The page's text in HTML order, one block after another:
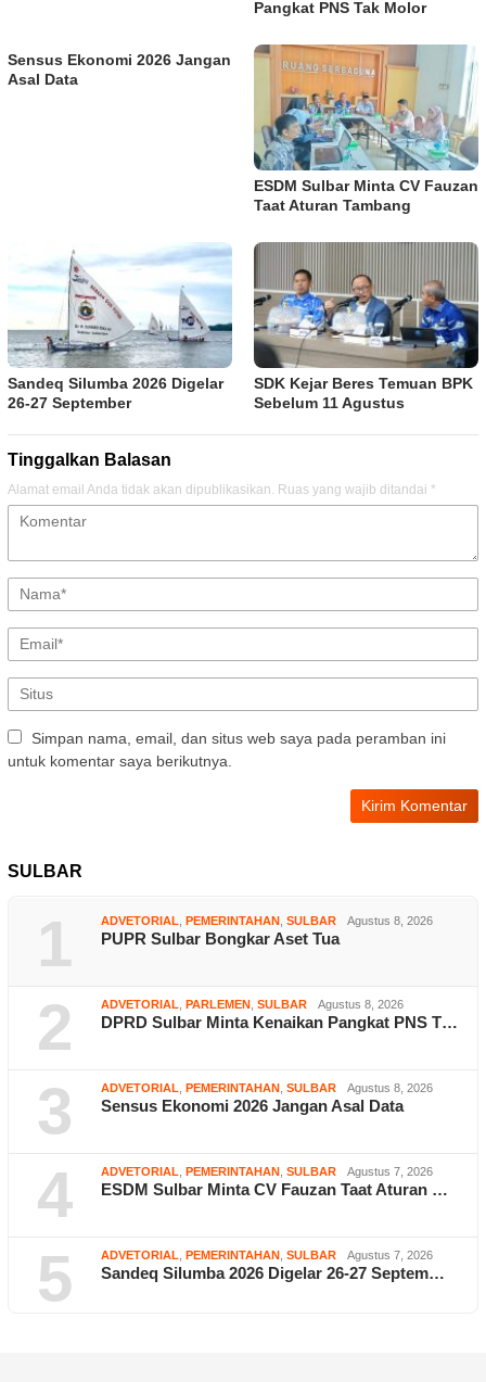
Pangkat PNS Tak Molor
Sensus Ekonomi 2026 Jangan
Asal Data
ESDM Sulbar Minta CV Fauzan
Taat Aturan Tambang
Sandeq Silumba 2026 Digelar
26-27 September
SDK Kejar Beres Temuan BPK
Sebelum 11 Agustus
Tinggalkan Balasan
Alamat email Anda tidak akan dipublikasikan. Ruas yang wajib ditandai *
Simpan nama, email, dan situs web saya pada peramban ini
untuk komentar saya berikutnya.
SULBAR
1 ADVETORIAL PEMERINTAHAN SULBAR Agustus 8, 2026
PUPR Sulbar Bongkar Aset Tua
2 ADVETORIAL PARLEMEN SULBAR Agustus 8, 2026
DPRD Sulbar Minta Kenaikan Pangkat PNS T…
3 ADVETORIAL PEMERINTAHAN SULBAR Agustus 8, 2026
Sensus Ekonomi 2026 Jangan Asal Data
4 ADVETORIAL PEMERINTAHAN SULBAR Agustus 7, 2026
ESDM Sulbar Minta CV Fauzan Taat Aturan …
5 ADVETORIAL PEMERINTAHAN SULBAR Agustus 7, 2026
Sandeq Silumba 2026 Digelar 26-27 Septem…